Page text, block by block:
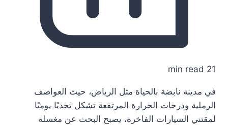
21 min read
في مدينة نابضة بالحياة مثل الرياض، حيث العواصف
الرملية ودرجات الحرارة المرتفعة تشكل تحديًا يوميًا
لمقتني السيارات الفاخرة، يصبح البحث عن مغسلة